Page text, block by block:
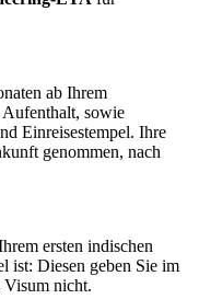
ab Ihrem
sowie
Einreisestempel. Ihre
genommen, nach
ersten indischen
ist: Diesen geben Sie im
Visum nicht.